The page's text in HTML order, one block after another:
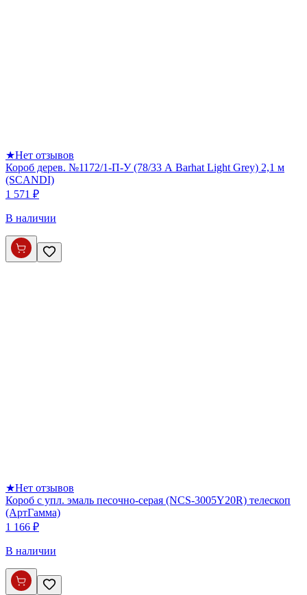
★Нет отзывов
Короб дерев. №1172/1-П-У (78/33 А Barhat Light Grey) 2,1 м
(SCANDI)
1 571 ₽
В наличии
★Нет отзывов
Короб с упл. эмаль песочно-серая (NCS-3005Y20R) телескоп
(АртГамма)
1 166 ₽
В наличии